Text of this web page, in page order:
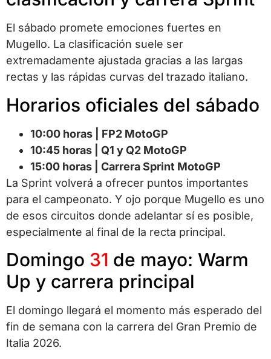
El sábado promete emociones fuertes en
Mugello. La clasificación suele ser
extremadamente ajustada gracias a las largas
rectas y las rápidas curvas del trazado italiano.
Horarios oficiales del sábado
10:00 horas | FP2 MotoGP
10:45 horas | Q1 y Q2 MotoGP
15:00 horas | Carrera Sprint MotoGP
La Sprint volverá a ofrecer puntos importantes
para el campeonato. Y ojo porque Mugello es uno
de esos circuitos donde adelantar sí es posible,
especialmente al final de la recta principal.
Domingo 31 de mayo: Warm
Up y carrera principal
El domingo llegará el momento más esperado del
fin de semana con la carrera del Gran Premio de
Italia 2026.